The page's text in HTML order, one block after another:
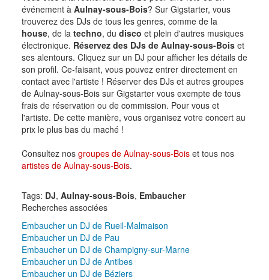
événement à Aulnay-sous-Bois? Sur Gigstarter, vous
trouverez des DJs de tous les genres, comme de la
house, de la techno, du disco et plein d'autres musiques
électronique. Réservez des DJs de Aulnay-sous-Boiset
ses alentours. Cliquez sur un DJ pour afficher les détails de
son profil. Ce-faisant, vous pouvez entrer directement en
contact avec l'artiste ! Réserver des DJs et autres groupes
de Aulnay-sous-Bois sur Gigstarter vous exempte de tous
frais de réservation ou de commission. Pour vous et
l'artiste. De cette manière, vous organisez votre concert au
prix le plus bas du maché !
Consultez nos groupes de Aulnay-sous-Boiset tous nos
artistes de Aulnay-sous-Bois.
Tags: DJ, Aulnay-sous-Bois, Embaucher
Recherches associées
Embaucher un DJ de Rueil-Malmaison
Embaucher un DJ de Pau
Embaucher un DJ de Champigny-sur-Marne
Embaucher un DJ de Antibes
Embaucher un DJ de Béziers